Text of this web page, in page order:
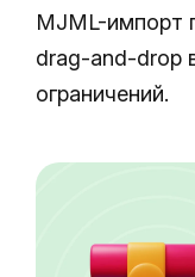
MJML-импорт
drag-and-drop
ограничений.